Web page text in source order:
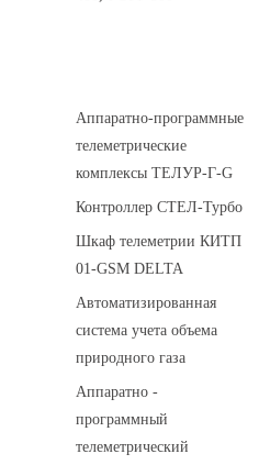
Аппаратно-программные
телеметрические
комплексы ТЕЛУР-Г-G
Контроллер СТЕЛ-Турбо
Шкаф телеметрии КИТП
01-GSM DELTA
Автоматизированная
система учета объема
природного газа
Аппаратно -
программный
телеметрический